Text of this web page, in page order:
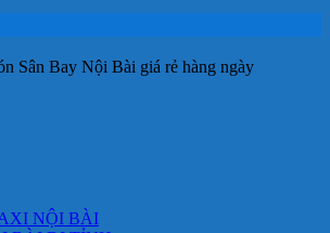
Sân Bay Nội Bài giá rẻ hàng ngày
NỘI BÀI